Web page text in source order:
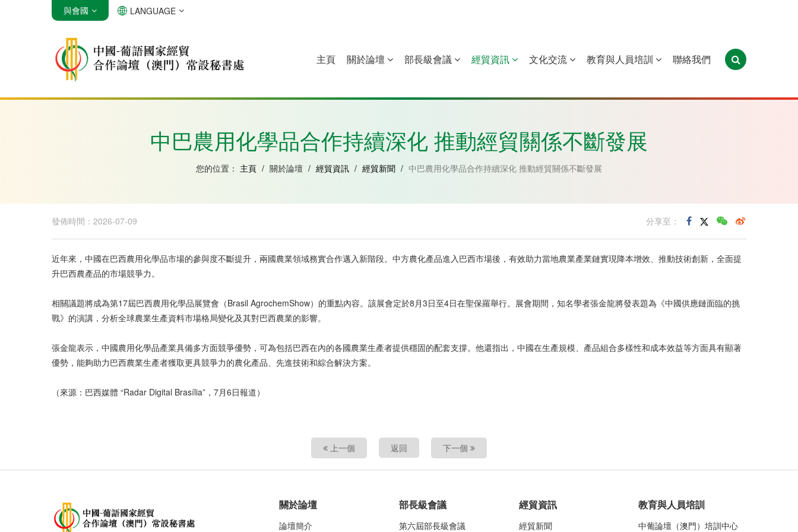
安哥拉 巴西 佛得角 幾內亞比紹 赤道幾內亞 莫桑比克 葡萄牙 聖多美和普林西比 東帝汶
與會國 LANGUAGE
主頁 關於論壇 部長級會議 經貿資訊 文化交流 教育與人員培訓 聯絡我們
中巴農用化學品合作持續深化 推動經貿關係不斷發展
您的位置： 主頁 / 關於論壇 / 經貿資訊 / 經貿新聞 / 中巴農用化學品合作持續深化 推動經貿關係不斷發展
發佈時間：2026-07-09 分享至：
近年來，中國在巴西農用化學品市場的參與度不斷提升，兩國農業領域務實合作邁入新階段。中方農化產品進入巴西市場後，有效助力當地農業產業鏈實現降本增效、推動技術創新，全面提
升巴西農產品的市場競爭力。
相關議題將成為第17屆巴西農用化學品展覽會（Brasil AgrochemShow）的重點內容。該展會定於8月3日至4日在聖保羅舉行。展會期間，知名學者張金龍將發表題為《中國供應鏈面臨的挑
戰》的演講，分析全球農業生產資料市場格局變化及其對巴西農業的影響。
張金龍表示，中國農用化學品產業具備多方面競爭優勢，可為包括巴西在內的各國農業生產者提供穩固的配套支撐。他還指出，中國在生產規模、產品組合多樣性和成本效益等方面具有顯著
優勢，能夠助力巴西農業生產者獲取更具競爭力的農化產品、先進技術和綜合解決方案。
（來源：巴西媒體 “Radar Digital Brasília”，7月6日報道）
上一個 返回 下一個
關於論壇
論壇簡介
部長級會議
第六屆部長級會議
經貿資訊
經貿新聞
教育與人員培訓
中葡論壇（澳門）培訓中心